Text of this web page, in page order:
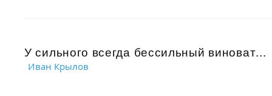
У сильного всегда бессильный виноват...
Иван Крылов